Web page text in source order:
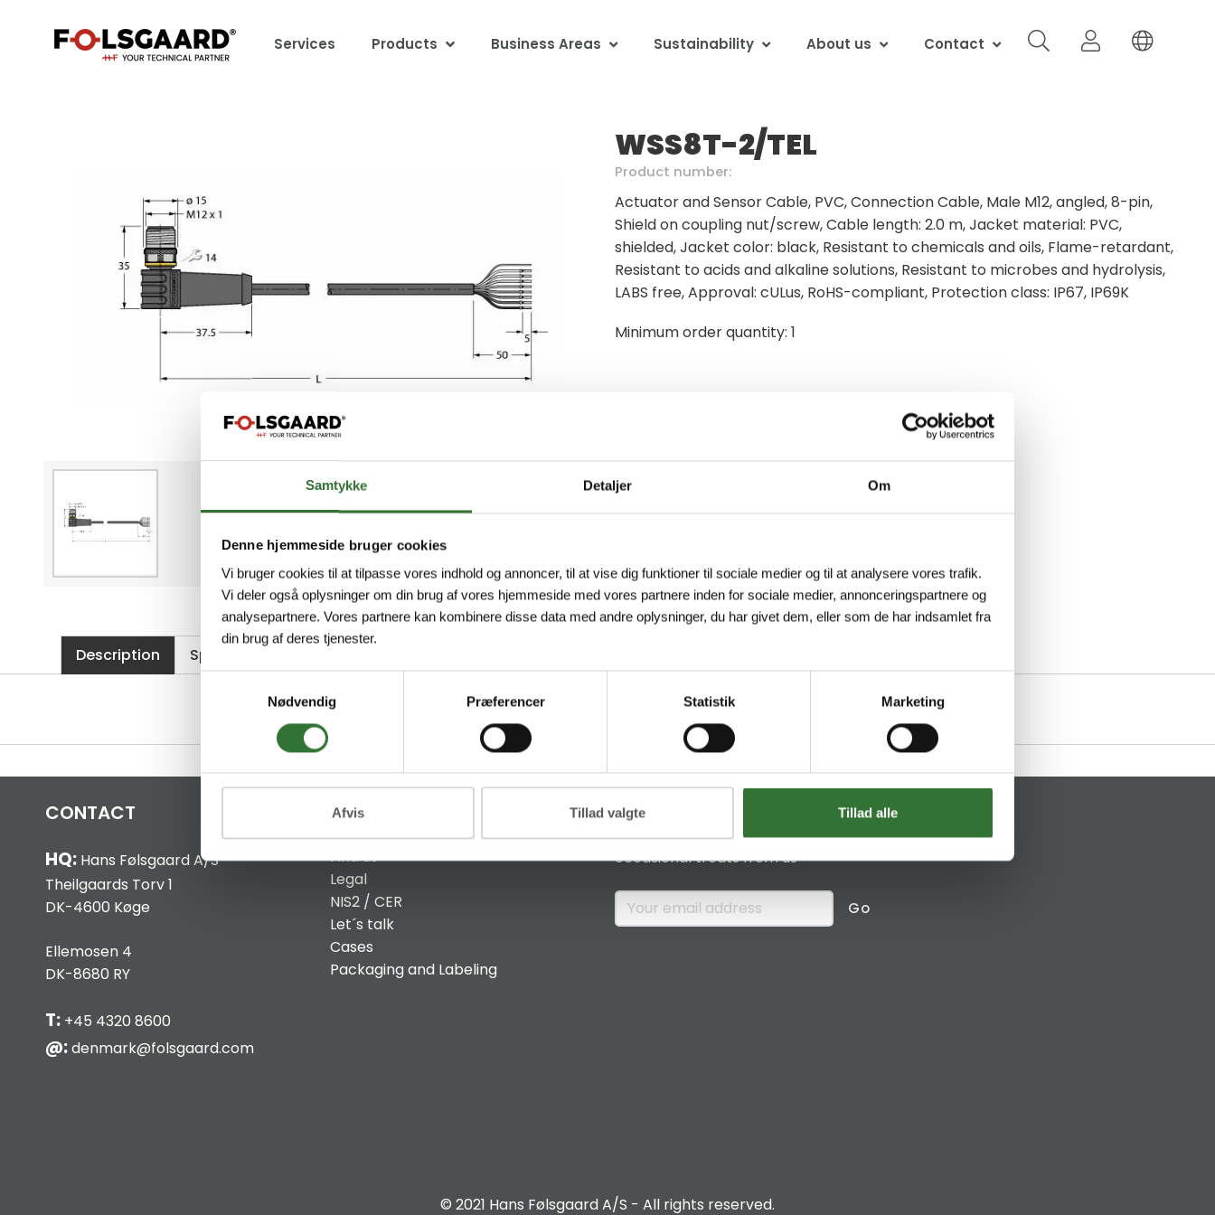
Samtykke Detaljer Om
Denne hjemmeside bruger cookies
Vi bruger cookies til at tilpasse vores indhold og annoncer, til at vise dig funktioner til sociale medier og til at analysere vores trafik.
Vi deler også oplysninger om din brug af vores hjemmeside med vores partnere inden for sociale medier, annonceringspartnere og
analysepartnere. Vores partnere kan kombinere disse data med andre oplysninger, du har givet dem, eller som de har indsamlet fra
din brug af deres tjenester.
Nødvendig
Præferencer Statistik Marketing
Afvis Tillad valgte Tillad alle
Services Products Business Areas Sustainability About us Contact
WSS8T-2/TEL
Product number:
Actuator and Sensor Cable, PVC, Connection Cable, Male M12, angled, 8-pin,
Shield on coupling nut/screw, Cable length: 2.0 m, Jacket material: PVC,
shielded, Jacket color: black, Resistant to chemicals and oils, Flame-retardant,
Resistant to acids and alkaline solutions, Resistant to microbes and hydrolysis,
LABS free, Approval: cULus, RoHS-compliant, Protection class: IP67, IP69K
Minimum order quantity: 1
Description Specifications
CONTACT
HQ:Hans Følsgaard A/S
Theilgaards Torv 1
DK-4600 Køge
Ellemosen 4
DK-8680 RY
T:+45 4320 8600
@:denmark@folsgaard.com
INFO
Find us
Legal
NIS2 / CER
Let´s talk
Cases
Packaging and Labeling
News & Insights
Sign up if you would like to receive
occasional treats from us
Go
© 2021 Hans Følsgaard A/S - All rights reserved.